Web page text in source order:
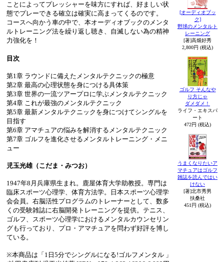
ことによってプレッシャーを味方にすれば、好ましい状
態でプレーできる確立は確実に高まってくるのです。
コースへ向かう車の中で、本オーディオブックのメンタ
ルトレーニング法を繰り返し聴き、自滅しない為の精神
力強化を！
目次
第1章 ラウンドに備えたメンタルテクニックの極意
第2章 最高の心理状態を身につける具体策
第3章 世界の一流ツアープロに学ぶメンタルテクニック
第4章 これが最強のメンタルテクニック
第5章 最新メンタルテクニックを身につけてシングルを
目指す
第6章 アマチュアの悩みを解消するメンタルテクニック
第7章 ゴルフを進化させるメンタルトレーニング・メニ
ュー
児玉光雄（こだま・みつお）
1947年8月兵庫県生まれ。鹿屋体育大学助教授。専門は
臨床スポーツ心理学、体育方法学。日本スポーツ心理学
会会員。右脳活性プログラムのトレーナーとして、数多
くの受験雑誌に右脳開発トレーニングを提供。テニス、
ゴルフ、スポーツ心理学におけるメンタルカウンセリン
グも行っており、プロ・アマチュアを問わず好評を博し
ている。
※本商品は「1日5分でシングルになる!ゴルフメンタル 」
[オーディオブッ
ク]
野球のメンタルト
レーニング
[著]高畑好秀
2,800円 (税込)
ゴルフ そんなや
り方じゃ
ダメダメ！
ライフ・エキスパ
ート
472円 (税込)
うまくなりたいア
マチュアはゴルフ
雑誌を読んではい
けない
[著]北市秀男
扶桑社
451円 (税込)